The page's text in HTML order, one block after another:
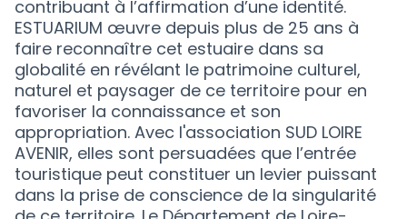
contribuant à l’affirmation d’une identité.
ESTUARIUM œuvre depuis plus de 25 ans à
faire reconnaître cet estuaire dans sa
globalité en révélant le patrimoine culturel,
naturel et paysager de ce territoire pour en
favoriser la connaissance et son
appropriation. Avec l'association SUD LOIRE
AVENIR, elles sont persuadées que l’entrée
touristique peut constituer un levier puissant
dans la prise de conscience de la singularité